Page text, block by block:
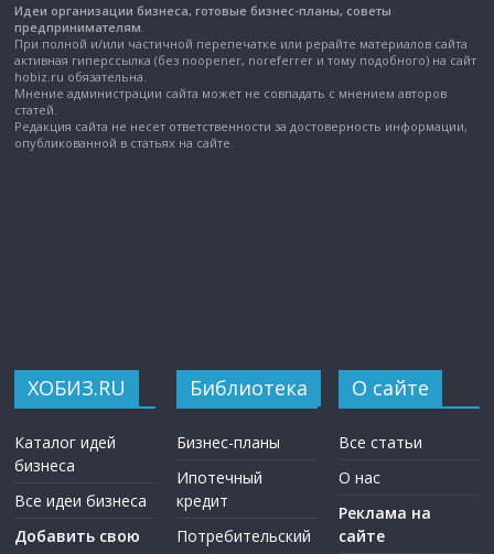
Идеи организации бизнеса, готовые бизнес-планы, советы
предпринимателям.
При полной и/или частичной перепечатке или рерайте материалов сайта
активная гиперссылка (без noopener, noreferrer и тому подобного) на сайт
hobiz.ru обязательна.
Мнение администрации сайта может не совпадать с мнением авторов
статей.
Редакция сайта не несет ответственности за достоверность информации,
опубликованной в статьях на сайте.
ХОБИЗ.RU
Каталог идей
бизнеса
Все идеи бизнеса
Добавить свою
Библиотека
Бизнес-планы
Ипотечный
кредит
Потребительский
О сайте
Все статьи
О нас
Реклама на
сайте